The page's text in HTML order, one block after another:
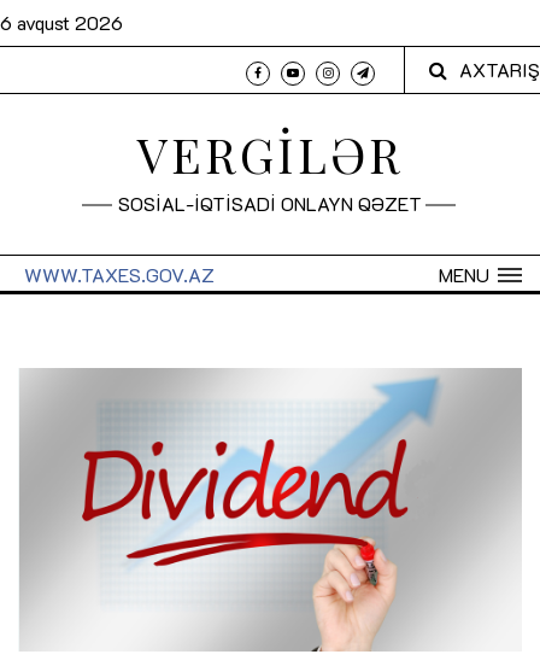
6 avqust 2026
AXTARIŞ
VERGİLƏR
SOSİAL-İQTİSADİ ONLAYN QƏZET
MENU
WWW.TAXES.GOV.AZ